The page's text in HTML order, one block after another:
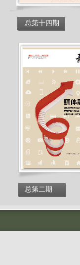
总第十四期
总第二期